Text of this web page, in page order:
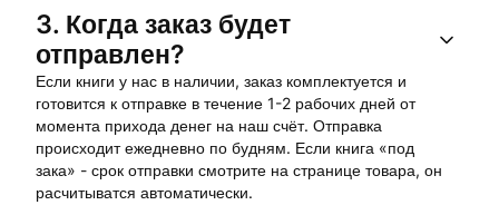
3. Когда заказ будет
отправлен?
Если книги у нас в наличии, заказ комплектуется и
готовится к отправке в течение 1-2 рабочих дней от
момента прихода денег на наш счёт. Отправка
происходит ежедневно по будням. Если книга «под
зака» - срок отправки смотрите на странице товара, он
расчитыватся автоматически.